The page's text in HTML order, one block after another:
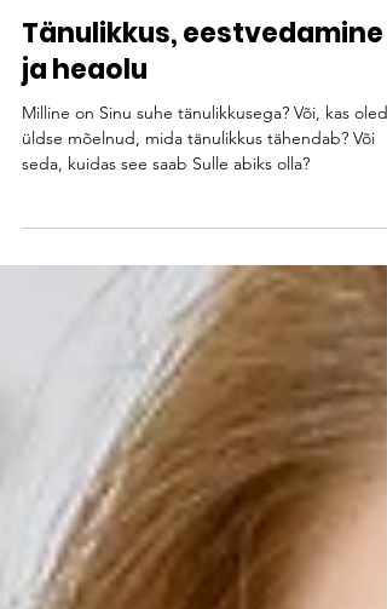
6 min read
Tänulikkus, eestvedamine
Milline on Sinu suhe tänulikkusega? Või, kas oled
seda, kuidas see saab Sulle abiks olla?